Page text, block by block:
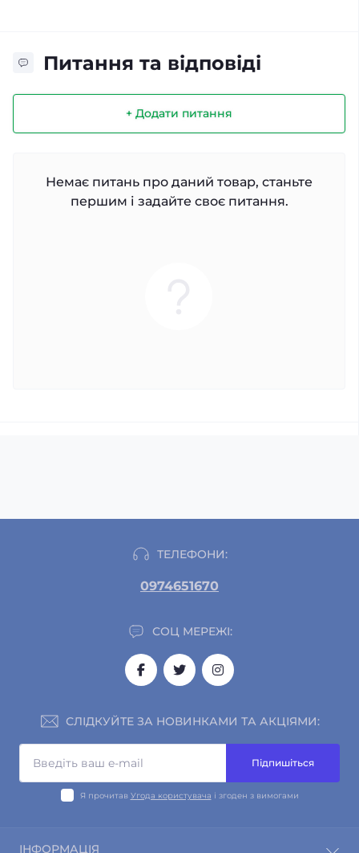
Питання та відповіді
+ Додати питання
Немає питань про даний товар, станьте
першим і задайте своє питання.
ТЕЛЕФОНИ:
0974651670
СОЦ МЕРЕЖІ:
СЛІДКУЙТЕ ЗА НОВИНКАМИ ТА АКЦІЯМИ:
Підпишіться
Я прочитав Угода користувача і згоден з вимогами
ІНФОРМАЦІЯ